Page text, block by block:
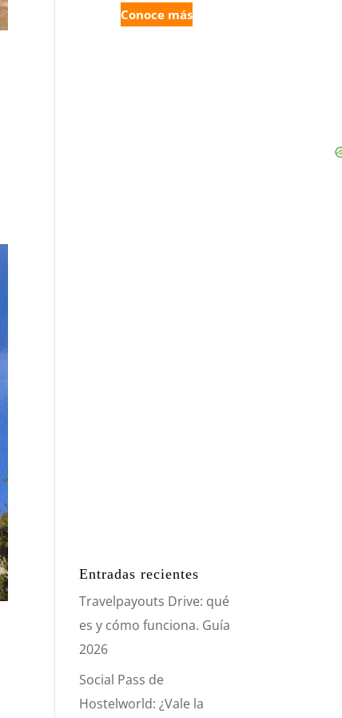
Conoce más
Entradas recientes
Travelpayouts Drive: qué
es y cómo funciona. Guía
2026
Social Pass de
Hostelworld: ¿Vale la